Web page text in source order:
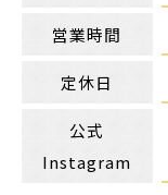
営業時間
定休日
公式
Instagram